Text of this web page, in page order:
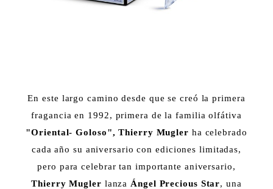
En este largo camino desde que se creó la primera
fragancia en 1992, primera de la familia olfátiva
"Oriental- Goloso", Thierry Mugler ha celebrado
cada año su aniversario con ediciones limitadas,
pero para celebrar tan importante aniversario,
Thierry Mugler lanza Ángel Precious Star, una